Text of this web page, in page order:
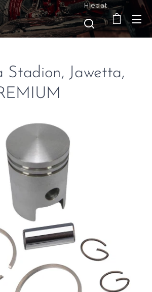
Hledat
Stadion, Jawetta,